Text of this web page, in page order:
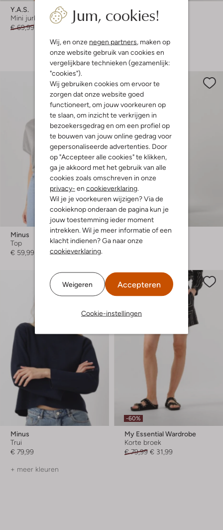
Jum, cookies!
Wij, en onze negen partners, maken op
onze website gebruik van cookies en
vergelijkbare technieken (gezamenlijk:
"cookies").
Wij gebruiken cookies om ervoor te
zorgen dat onze website goed
functioneert, om jouw voorkeuren op
te slaan, om inzicht te verkrijgen in
bezoekersgedrag en om een profiel op
te bouwen van jouw online gedrag voor
gepersonaliseerde advertenties. Door
op "Accepteer alle cookies" te klikken,
ga je akkoord met het gebruik van alle
cookies zoals omschreven in onze
privacy- en cookieverklaring.
Wil je je voorkeuren wijzigen? Via de
cookieknop onderaan de pagina kun je
jouw toestemming ieder moment
intrekken. Wil je meer informatie of een
klacht indienen? Ga naar onze
cookieverklaring.
Weigeren Accepteren
Cookie-instellingen
Y.a.s.
Mini jurk
€ 69,99
Object
Minirok
+ meer kleuren
Minus
Top
€ 59,99
-60%
Modström
Midi jurk
Minus
Trui
€ 79,99
+ meer kleuren
-60%
My Essential Wardrobe
Korte broek
€ 79,99 € 31,99